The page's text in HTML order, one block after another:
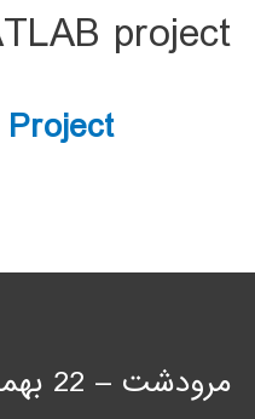
project
مرودشت – 22 بهمن شمالی